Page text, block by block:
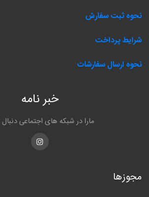
نحوه ثبت سفارش
شرایط پرداخت
نحوه ارسال سفارشات
خبر نامه
مارا در شبکه های اجتماعی
Instagram
مجوزها